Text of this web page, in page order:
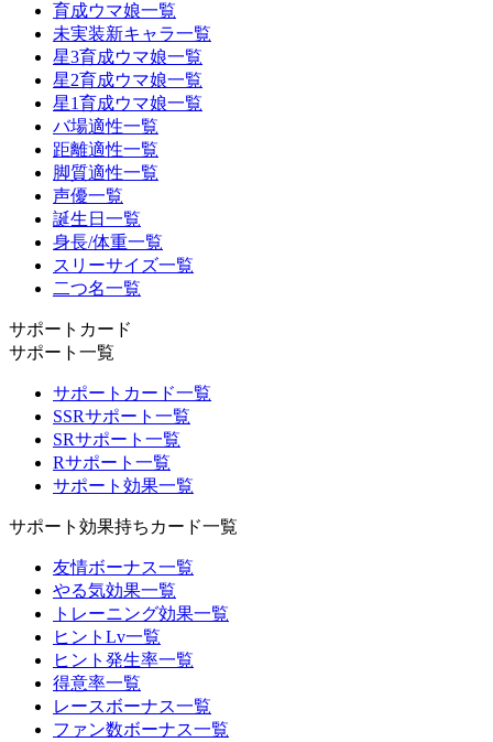
育成ウマ娘一覧
未実装新キャラ一覧
星3育成ウマ娘一覧
星2育成ウマ娘一覧
星1育成ウマ娘一覧
バ場適性一覧
距離適性一覧
脚質適性一覧
声優一覧
誕生日一覧
身長/体重一覧
スリーサイズ一覧
二つ名一覧
サポートカード
サポート一覧
サポートカード一覧
SSRサポート一覧
SRサポート一覧
Rサポート一覧
サポート効果一覧
サポート効果持ちカード一覧
友情ボーナス一覧
やる気効果一覧
トレーニング効果一覧
ヒントLv一覧
ヒント発生率一覧
得意率一覧
レースボーナス一覧
ファン数ボーナス一覧